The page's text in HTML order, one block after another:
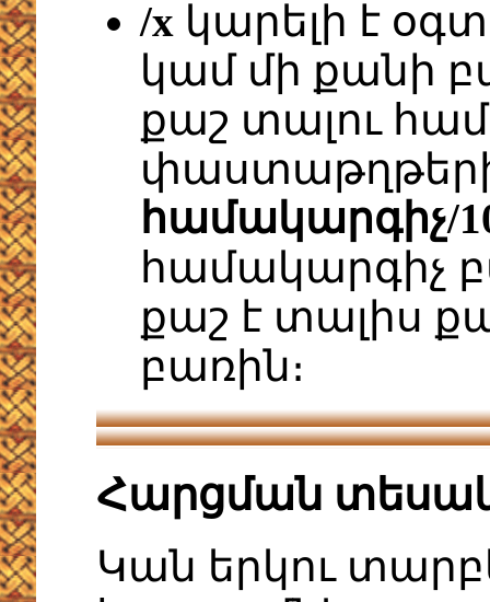
/x կարելի է
կամ մի քանի
քաշ տալու
համակարգիչ/
համակարգիչ
քաշ է տալիս
բառին։
Հարցման
Կան երկու